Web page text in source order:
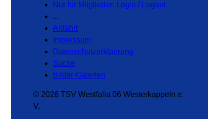
Nur für Mitglieder: Login / Logout
...
Anfahrt
Impressum
Datenschutzerklaerung
Suche
Bilder-Galerien
© 2026 TSV Westfalia 06 Westerkappeln e.
V.